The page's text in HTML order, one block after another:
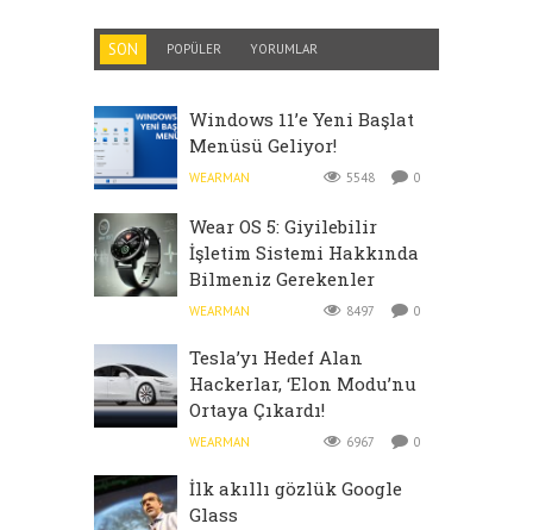
SON POPÜLER YORUMLAR
Windows 11’e Yeni Başlat
Menüsü Geliyor!
WEARMAN 5548 0
Wear OS 5: Giyilebilir
İşletim Sistemi Hakkında
Bilmeniz Gerekenler
WEARMAN 8497 0
Tesla’yı Hedef Alan
Hackerlar, ‘Elon Modu’nu
Ortaya Çıkardı!
WEARMAN 6967 0
İlk akıllı gözlük Google
Glass